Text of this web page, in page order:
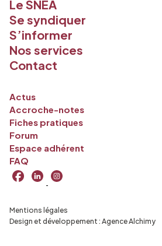
Le SNEA
Se syndiquer
S’informer
Nos services
Contact
Actus
Accroche-notes
Fiches pratiques
Forum
Espace adhérent
FAQ
Design et développement : Agence Alchimy
Mentions légales